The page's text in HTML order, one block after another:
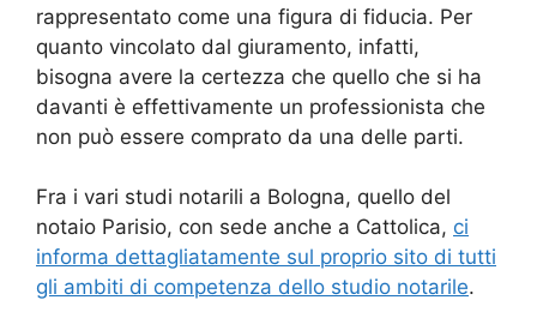
rappresentato come una figura di fiducia. Per
quanto vincolato dal giuramento, infatti,
bisogna avere la certezza che quello che si ha
davanti è effettivamente un professionista che
non può essere comprato da una delle parti.
Fra i vari studi notarili a Bologna, quello del
notaio Parisio, con sede anche a Cattolica, ci
informa dettagliatamente sul proprio sito di tutti
gli ambiti di competenza dello studio notarile.